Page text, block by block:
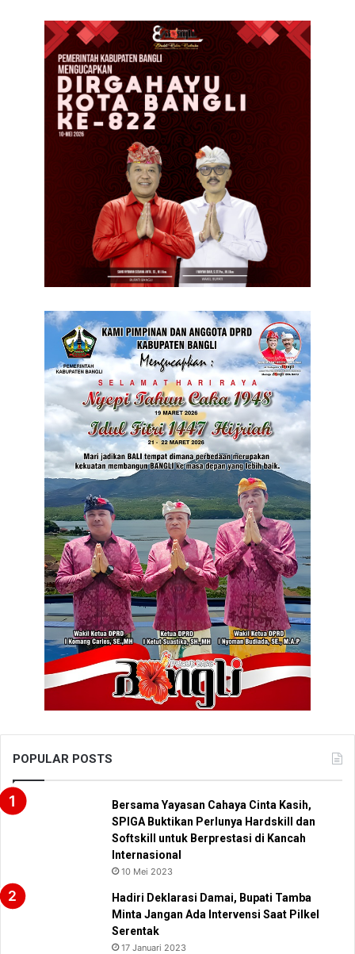
POPULAR POSTS
Bersama Yayasan Cahaya Cinta Kasih,
SPIGA Buktikan Perlunya Hardskill dan
Softskill untuk Berprestasi di Kancah
Internasional
10 Mei 2023
Hadiri Deklarasi Damai, Bupati Tamba
Minta Jangan Ada Intervensi Saat Pilkel
Serentak
17 Januari 2023